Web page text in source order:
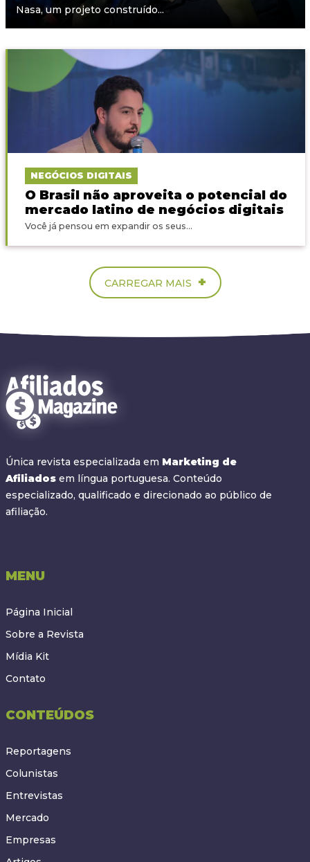
Nasa, um projeto construído...
NEGÓCIOS DIGITAIS
O Brasil não aproveita o potencial do
mercado latino de negócios digitais
Você já pensou em expandir os seus...
CARREGAR MAIS +
Única revista especializada em Marketing de
Afiliados em língua portuguesa. Conteúdo
especializado, qualificado e direcionado ao público de
afiliação.
MENU
Página Inicial
Sobre a Revista
Mídia Kit
Contato
CONTEÚDOS
Reportagens
Colunistas
Entrevistas
Mercado
Empresas